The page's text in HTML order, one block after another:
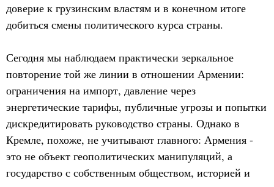
доверие к грузинским властям и в конечном итоге
добиться смены политического курса страны.
Сегодня мы наблюдаем практически зеркальное
повторение той же линии в отношении Армении:
ограничения на импорт, давление через
энергетические тарифы, публичные угрозы и попытки
дискредитировать руководство страны. Однако в
Кремле, похоже, не учитывают главного: Армения -
это не объект геополитических манипуляций, а
государство с собственным обществом, историей и